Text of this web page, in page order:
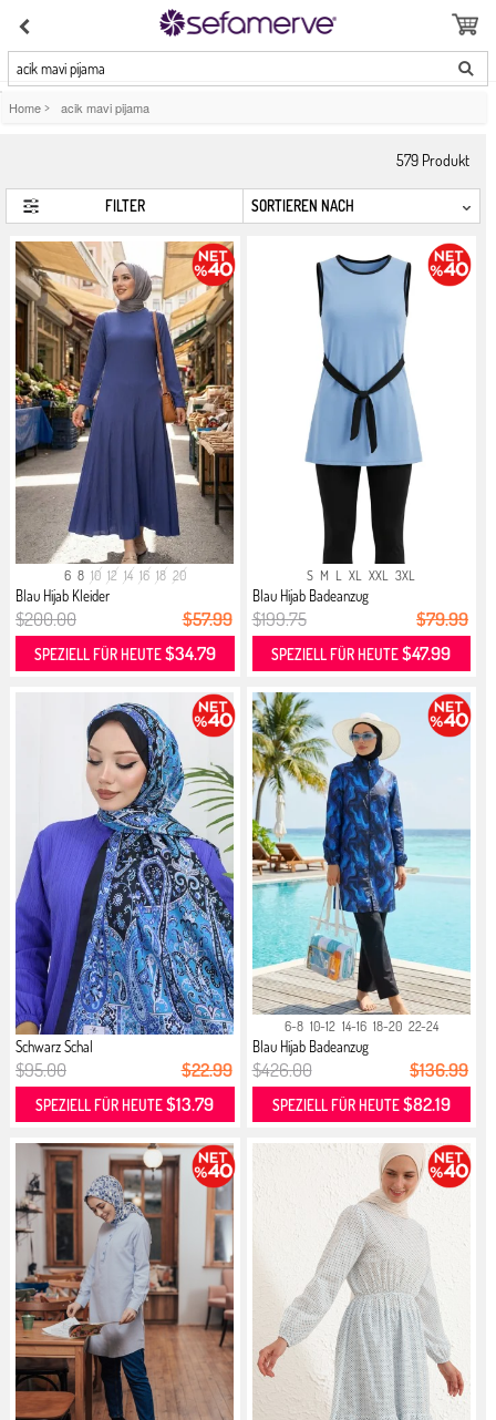
acik mavi pijama
Home > acik mavi pijama
579 Produkt
FILTER
6 8 10 12 14 16 18 20
Blau Hijab Kleider
$200.00 $57.99
SPEZIELL FÜR HEUTE$34.79
S M L XL XXL 3XL
Blau Hijab Badeanzug
$199.75 $79.99
SPEZIELL FÜR HEUTE$47.99
Schwarz Schal
$95.00 $22.99
SPEZIELL FÜR HEUTE$13.79
6-8 10-12 14-16 18-20 22-24
Blau Hijab Badeanzug
$426.00 $136.99
SPEZIELL FÜR HEUTE$82.19